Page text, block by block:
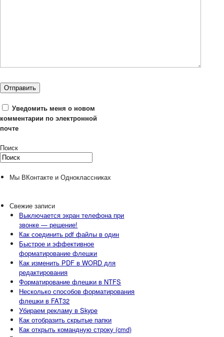
Уведомить меня о новом
комментарии по электронной
почте
Поиск
Мы ВКонтакте и Одноклассниках
Свежие записи
Выключается экран телефона при
звонке — решение!
Как соединить pdf файлы в один
Быстрое и эффективное
форматирование флешки
Как изменить PDF в WORD для
редактирования
Форматирование флешки в NTFS
Несколько способов форматирования
флешки в FAT32
Убираем рекламу в Skype
Как отобразить скрытые папки
Как открыть командную строку (cmd)